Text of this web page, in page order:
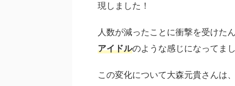
現しました！
人数が減ったことに衝撃を受けた
アイドルのような感じになってまし
この変化について大森元貴さんは、